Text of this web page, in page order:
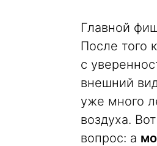
Главной
После того
с
внешний
уже много
воздуха.
вопрос: а